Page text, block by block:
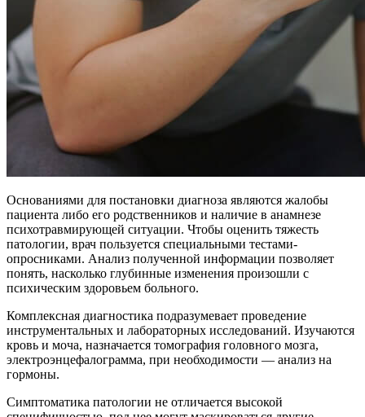
Основаниями для постановки диагноза являются жалобы
пациента либо его родственников и наличие в анамнезе
психотравмирующей ситуации. Чтобы оценить тяжесть
патологии, врач пользуется специальными тестами-
опросниками. Анализ полученной информации позволяет
понять, насколько глубинные изменения произошли с
психическим здоровьем больного.
Комплексная диагностика подразумевает проведение
инструментальных и лабораторных исследований. Изучаются
кровь и моча, назначается томография головного мозга,
электроэнцефалограмма, при необходимости — анализ на
гормоны.
Симптоматика патологии не отличается высокой